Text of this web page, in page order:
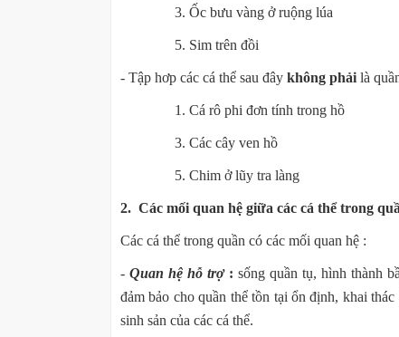
3. Ốc bưu vàng ở ruộng lúa 4.
5. Sim trên đồi
- Tập hơp các cá thể sau đây không phải là
1. Cá rô phi đơn tính trong hồ 2.
3. Các cây ven hồ 4.
5. Chim ở lũy tra làng
2. Các mối quan hệ giữa các cá thể trong
Các cá thể trong quần có các mối quan hệ :
-Quan hệ hỗ trợ : sống quần tụ, hình thành
đảm bảo cho quần thể tồn tại ổn định, khai
sinh sản của các cá thể.